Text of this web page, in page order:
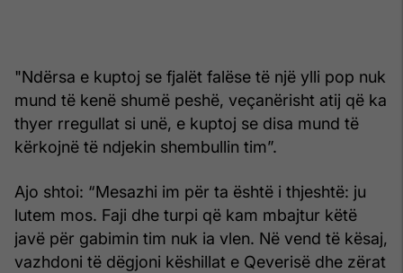
"Ndërsa e kuptoj se fjalët falëse të një ylli pop nuk
mund të kenë shumë peshë, veçanërisht atij që ka
thyer rregullat si unë, e kuptoj se disa mund të
kërkojnë të ndjekin shembullin tim”.
Ajo shtoi: “Mesazhi im për ta është i thjeshtë: ju
lutem mos. Faji dhe turpi që kam mbajtur këtë
javë për gabimin tim nuk ia vlen. Në vend të kësaj,
vazhdoni të dëgjoni këshillat e Qeverisë dhe zërat